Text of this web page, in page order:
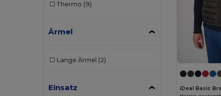
Thermo (9)
Ärmel
Lange Ärmel (2)
Einsatz
iDeal Basic